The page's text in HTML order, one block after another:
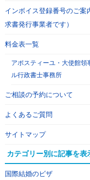
インボイス登録番号のご案
求書発行事業者です）
料金表一覧
アポスティーユ・大使館領
ル行政書士事務所
ご相談の予約について
よくあるご質問
サイトマップ
カテゴリー別に記事を表
国際結婚のビザ